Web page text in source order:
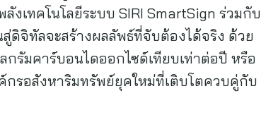
เทคโนโลยีระบบ SIRI SmartSign ร่วมกับ
จิทัลจะสร้างผลลัพธ์ที่จับต้องได้จริง ด้วย
กรัมคาร์บอนไดออกไซด์เทียบเท่าต่อปี หรือ
รอสังหาริมทรัพย์ยุคใหม่ที่เติบโตควบคู่กับ